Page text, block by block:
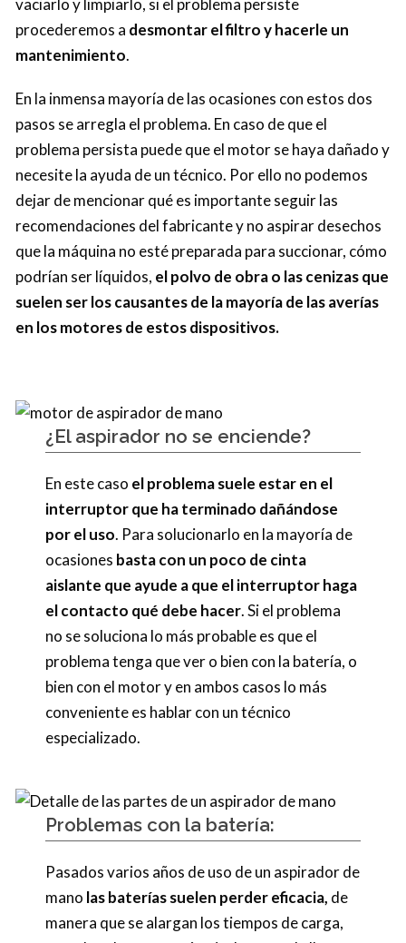
vaciarlo y limpiarlo, si el problema persiste
procederemos a desmontar el filtro y hacerle un
mantenimiento.
En la inmensa mayoría de las ocasiones con estos dos
pasos se arregla el problema. En caso de que el
problema persista puede que el motor se haya dañado y
necesite la ayuda de un técnico. Por ello no podemos
dejar de mencionar qué es importante seguir las
recomendaciones del fabricante y no aspirar desechos
que la máquina no esté preparada para succionar, cómo
podrían ser líquidos, el polvo de obra o las cenizas que
suelen ser los causantes de la mayoría de las averías
en los motores de estos dispositivos.
¿El aspirador no se enciende?
En este caso el problema suele estar en el
interruptor que ha terminado dañándose
por el uso. Para solucionarlo en la mayoría de
ocasiones basta con un poco de cinta
aislante que ayude a que el interruptor haga
el contacto qué debe hacer. Si el problema
no se soluciona lo más probable es que el
problema tenga que ver o bien con la batería, o
bien con el motor y en ambos casos lo más
conveniente es hablar con un técnico
especializado.
Problemas con la batería:
Pasados varios años de uso de un aspirador de
mano las baterías suelen perder eficacia, de
manera que se alargan los tiempos de carga,